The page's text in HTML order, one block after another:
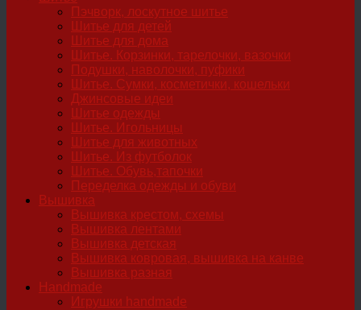
Пэчворк, лоскутное шитье
Шитье для детей
Шитье для дома
Шитье. Корзинки, тарелочки, вазочки
Подушки, наволочки, пуфики
Шитье. Сумки, косметички, кошельки
Джинсовые идеи
Шитье одежды
Шитье. Игольницы
Шитье для животных
Шитье. Из футболок
Шитье. Обувь,тапочки
Переделка одежды и обуви
Вышивка
Вышивка крестом, схемы
Вышивка лентами
Вышивка детская
Вышивка ковровая, вышивка на канве
Вышивка разная
Handmade
Игрушки handmade